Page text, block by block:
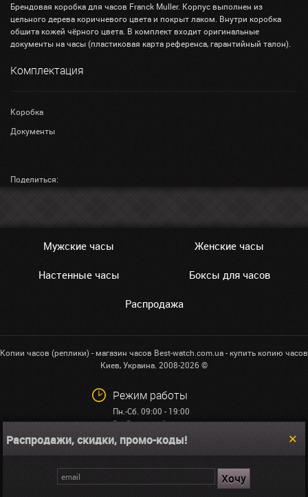
Брендовая коробка для часов Franck Muller. Корпус выполнен из
цельного дерева коричневого цвета и покрыт лаком. Внутри коробка
обшита кожей чёрного цвета. В комплект входит оригинальные
документы на часы (пластиковая карта референса, гарантийный талон).
Комплектация
Коробка
Документы
Поделиться:
Мужские часы Женские часы
Настенные часы Боксы для часов
Распродажа
Копии часов (реплики) - магазин часов Best-watch.com.ua - купить копию часов
Киев, Украина. 2008-2026 ©
Режим работы
Пн.-Сб. 09:00 - 19:00
Вс: Выходной
+38 (068)591-32-23
info@best-watch.com.ua
Распродажи, скидки, промо-коды!